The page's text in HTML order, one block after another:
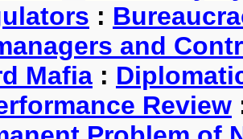
:
and
Mafia :
Review